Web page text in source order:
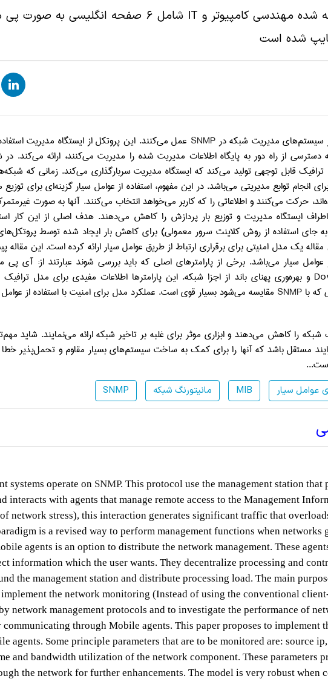
شده است
سیستم‌های مدیریت شبکه درSNMP عمل می‌کنند. این پروتکل از ایستگاه مدیریت
دسترسی از راه دور به پایگاه اطلاعات مدیریت شده را مدیریت می‌کنند، ارائه می‌کند.
قابل توجهی تولید می‌کند که ایستگاه مدیریت سربارگذاری می‌کند. زمانی که
انجام توابع مدیریتی می‌باشد. در این مفهوم، استفاده از عوامل سیار گزینه‌ای برای
حرکت می‌کنند و اطلاعاتی را که کاربر می‌خواهد انتخاب می‌کنند. آنها به صورت
ایستگاه مدیریت و توزیع بار پردازش را کاهش می‌دهند. هدف اصلی از این کار
جای استفاده از روش کلاینت سرور معمولی) برای کاهش بار ایجاد شده توسط
یک مدل امنیتی برای برقراری ارتباط از طریق عوامل سیار ارائه کرده است. این مقاله
عوامل سیار می‌باشد. برخی از پارامترهای اصلی که باید بررسی شوند عبارتند از: آی
و بهره‌وری پهنای باند از اجزا شبکه. این پارامترها اطلاعات مفیدی برای مدل
با SNMP مقایسه می‌شود بسیار قوی است. عملکرد مدل برای امنیت با استفاده از عوامل
شبکه را کاهش می‌دهند و ابزاری موثر برای غلبه بر تاخیر شبکه ارائه می‌نمایند. شاید
مستقل باشد که آنها را برای کمک به ساخت سیستم‌های بسیار مقاوم و تحمل‌پذیر
SNMP مانیتورنگ شبکه MIB عوامل سیار
systems operate on SNMP. This protocol use the management station that
interacts with agents that manage remote access to the Management
network stress), this interaction generates significant traffic that
is a revised way to perform management functions when networks
agents is an option to distribute the network management. These
information which the user wants. They decentralize processing and
the management station and distribute processing load. The main
the network monitoring (Instead of using the conventional
network management protocols and to investigate the performance of
through Mobile agents. This paper proposes to implement
agents. Some principle parameters that are to be monitored are: source
and bandwidth utilization of the network component. These parameters
the network for further enhancements. The model is very robust when